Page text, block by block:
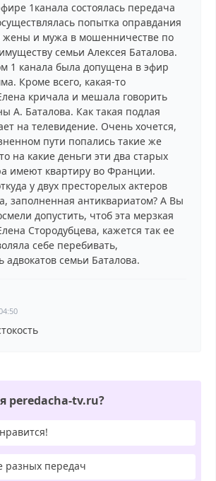
1канала состоялась передача
попытка оправдания
жены и мужа в мошенничестве по
семьи Алексея Баталова.
1 канала была допущена в эфир
Кроме всего, какая-то
кричала и мешала говорить
А. Баталова. Как такая подлая
на телевидение. Очень хочется,
пути попались такие же
на какие деньги эти два старых
имеют квартиру во Франции.
у двух престорелых актеров
заполненная антиквариатом? А Вы
допустить, чтоб эта мерзкая
Стородубцева, кажется так ее
себе перебивать,
адвокатов семьи Баталова.
peredacha-tv.ru?
разных передач